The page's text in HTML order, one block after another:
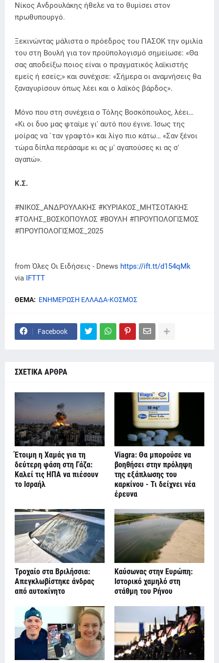
Νίκος Ανδρουλάκης ήθελε να το θυμίσει στον
πρωθυπουργό.
Ξεκινώντας μάλιστα ο πρόεδρος του ΠΑΣΟΚ την ομιλία
του στη Βουλή για τον προϋπολογισμό σημείωσε: «Θα
σας αποδείξω ποιος είναι ο πραγματικός λαϊκιστής
εμείς ή εσείς;» και συνέχισε: «Σήμερα οι αναμνήσεις θα
ξαναγυρίσουν όπως λέει και ο λαϊκός βάρδος».
Μόνο που στη συνέχεια ο Τόλης Βοσκόπουλος, λέει…
«Κι οι δυο μας φταίμε γι' αυτό που έγινε. Ίσως της
μοίρας να `ταν γραφτό» και λίγο πιο κάτω… «Σαν ξένοι
τώρα δίπλα περάσαμε κι ας μ' αγαπούσες κι ας σ'
αγαπώ».
Κ.Σ.
#ΝΙΚΟΣ_ΑΝΔΡΟΥΛΑΚΗΣ #ΚΥΡΙΑΚΟΣ_ΜΗΤΣΟΤΑΚΗΣ
#ΤΟΛΗΣ_ΒΟΣΚΟΠΟΥΛΟΣ #ΒΟΥΛΗ #ΠΡΟΥΠΟΛΟΓΙΣΜΟΣ
#ΠΡΟΥΠΟΛΟΓΙΣΜΟΣ_2025
from Όλες Οι Ειδήσεις - Dnews https://ift.tt/d154qMk
via IFTTT
ΘΕΜΑ: ΕΝΗΜΕΡΩΣΗ ΕΛΛΑΔΑ-ΚΟΣΜΟΣ
Facebook
ΣΧΕΤΙΚΑ ΑΡΘΡΑ
Έτοιμη η Χαμάς για τη
δεύτερη φάση στη Γάζα:
Καλεί τις ΗΠΑ να πιέσουν
το Ισραήλ
Viagra: Θα μπορούσε να
βοηθήσει στην πρόληψη
της εξάπλωσης του
καρκίνου - Τι δείχνει νέα
έρευνα
Τροχαίο στα Βριλήσσια:
Απεγκλωβίστηκε άνδρας
από αυτοκίνητο
Καύσωνας στην Ευρώπη:
Ιστορικό χαμηλό στη
στάθμη του Ρήνου